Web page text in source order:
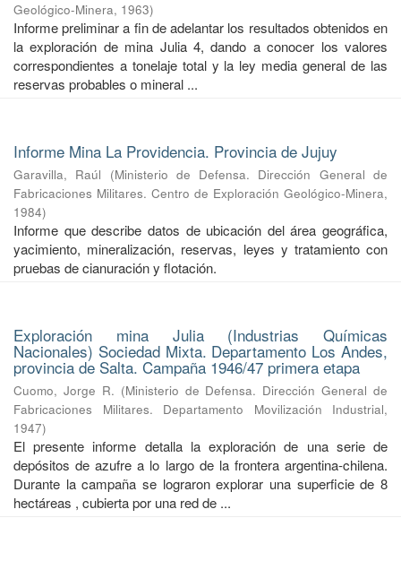
Geológico-Minera, 1963)
Informe preliminar a fin de adelantar los resultados obtenidos en
la exploración de mina Julia 4, dando a conocer los valores
correspondientes a tonelaje total y la ley media general de las
reservas probables o mineral ...
Informe Mina La Providencia. Provincia de Jujuy
Garavilla, Raúl (Ministerio de Defensa. Dirección General de
Fabricaciones Militares. Centro de Exploración Geológico-Minera,
1984)
Informe que describe datos de ubicación del área geográfica,
yacimiento, mineralización, reservas, leyes y tratamiento con
pruebas de cianuración y flotación.
Exploración mina Julia (Industrias Químicas
Nacionales) Sociedad Mixta. Departamento Los Andes,
provincia de Salta. Campaña 1946/47 primera etapa
Cuomo, Jorge R. (Ministerio de Defensa. Dirección General de
Fabricaciones Militares. Departamento Movilización Industrial,
1947)
El presente informe detalla la exploración de una serie de
depósitos de azufre a lo largo de la frontera argentina-chilena.
Durante la campaña se lograron explorar una superficie de 8
hectáreas , cubierta por una red de ...